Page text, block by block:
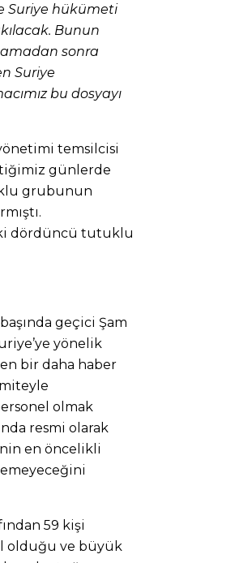
Suriye hükümeti
Bunun
sonra
Suriye
bu dosyayı
temsilcisi
günlerde
grubunun
dördüncü tutuklu
geçici Şam
yönelik
bir daha haber
olmak
resmi olarak
en öncelikli
59 kişi
olduğu ve büyük